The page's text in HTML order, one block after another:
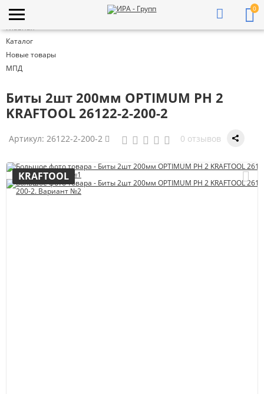
0
Главная
Каталог
Новые товары
МПД
Биты 2шт 200мм OPTIMUM PH 2
KRAFTOOL 26122-2-200-2
Артикул: 26122-2-200-2 0 отзывов
KRAFTOOL